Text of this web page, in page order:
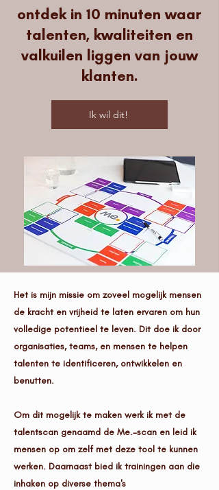
ontdek in 10 minuten waar
talenten, kwaliteiten en
valkuilen liggen van jouw
klanten.
Ik wil dit!
Het is mijn missie om zoveel mogelijk mensen
de kracht en vrijheid te laten ervaren om hun
volledige potentieel te leven. Dit doe ik door
organisaties, teams, en mensen te helpen
talenten te identificeren, ontwikkelen en
benutten.
Om dit mogelijk te maken werk ik met de
talentscan genaamd de Me.-scan en leid ik
mensen op om zelf met deze tool te kunnen
werken. Daarnaast bied ik trainingen aan die
inhaken op diverse thema's